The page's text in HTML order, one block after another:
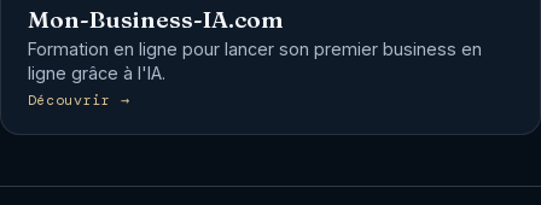
Mon-Business-IA.com
Formation en ligne pour lancer son premier business en
ligne grâce à l'IA.
Découvrir →